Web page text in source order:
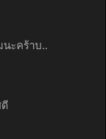
ะคร้าบ..